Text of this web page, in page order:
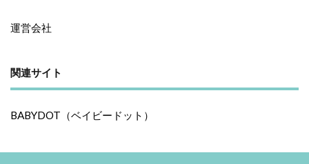
運営会社
関連サイト
BABYDOT（ベイビードット）